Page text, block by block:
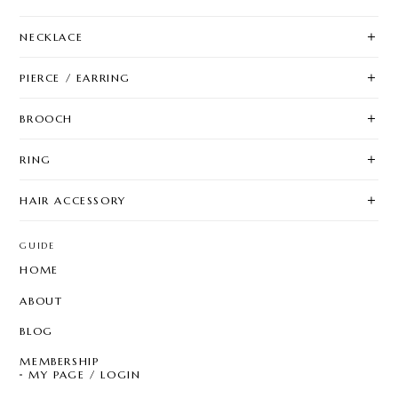
NECKLACE
PIERCE / EARRING
BROOCH
RING
HAIR ACCESSORY
GUIDE
HOME
ABOUT
BLOG
MEMBERSHIP
MY PAGE / LOGIN